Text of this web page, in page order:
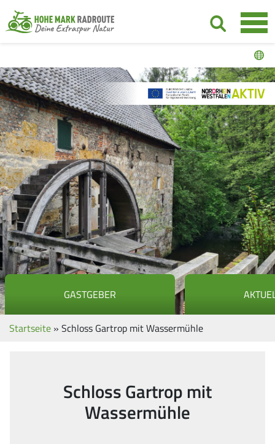
GASTGEBER
Startseite » Schloss Gartrop mit Wassermühle
Schloss Gartrop mit
Wassermühle